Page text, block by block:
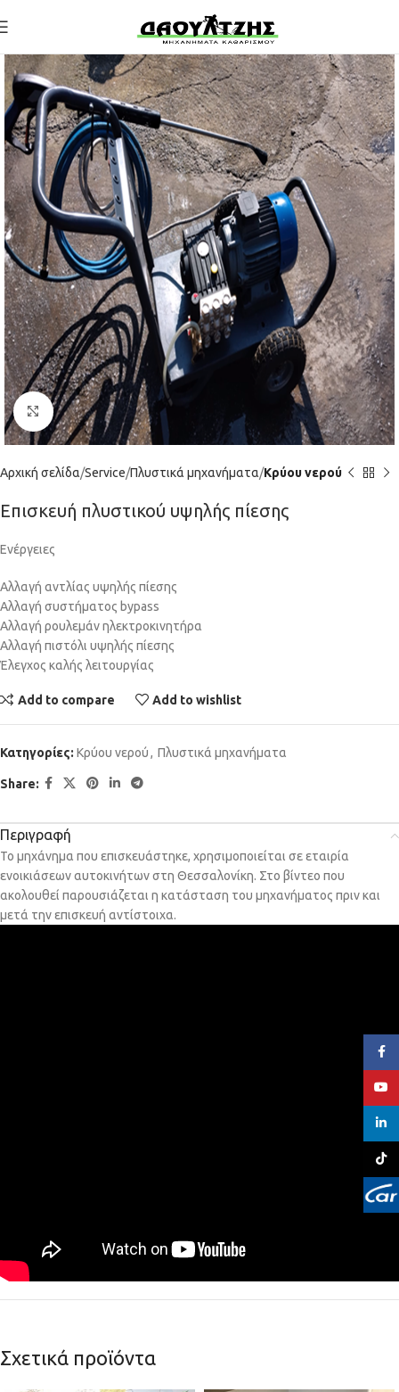
Click to enlarge
Αρχική σελίδα Service Πλυστικά μηχανήματα Κρύου νερού
Επισκευή πλυστικού υψηλής πίεσης
Ενέργειες
Αλλαγή αντλίας υψηλής πίεσης
Αλλαγή συστήματος bypass
Αλλαγή ρουλεμάν ηλεκτροκινητήρα
Αλλαγή πιστόλι υψηλής πίεσης
Έλεγχος καλής λειτουργίας
Add to compare Add to wishlist
Κατηγορίες: Κρύου νερού, Πλυστικά μηχανήματα
Share:
Περιγραφή
Το μηχάνημα που επισκευάστηκε, χρησιμοποιείται σε εταιρία
ενοικιάσεων αυτοκινήτων στη Θεσσαλονίκη. Στο βίντεο που
ακολουθεί παρουσιάζεται η κατάσταση του μηχανήματος πριν και
μετά την επισκευή αντίστοιχα.
Σχετικά προϊόντα